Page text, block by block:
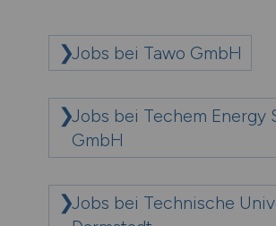
Jobs bei Tawo GmbH
Jobs bei Techem Energy
GmbH
Jobs bei Technische